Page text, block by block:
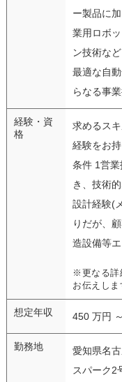
ー製品に
業用ロボ
ン技術な
最適な自
らなる事
経験・資
格
求めるス
経験をお
条件 1営
き、技術
設計経験(
りだが、
造設備等エ
※更なる詳
お伝えしま
想定年収 450 万円
勤務地
愛知県名
スパーク2